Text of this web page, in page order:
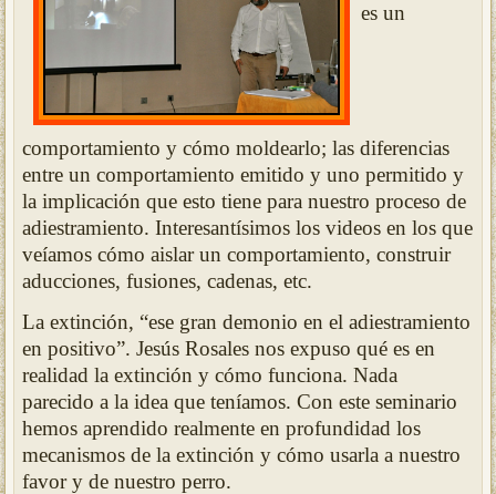
es un
comportamiento y cómo moldearlo; las diferencias
entre un comportamiento emitido y uno permitido y
la implicación que esto tiene para nuestro proceso de
adiestramiento. Interesantísimos los videos en los que
veíamos cómo aislar un comportamiento, construir
aducciones, fusiones, cadenas, etc.
La extinción, “ese gran demonio en el adiestramiento
en positivo”. Jesús Rosales nos expuso qué es en
realidad la extinción y cómo funciona. Nada
parecido a la idea que teníamos. Con este seminario
hemos aprendido realmente en profundidad los
mecanismos de la extinción y cómo usarla a nuestro
favor y de nuestro perro.